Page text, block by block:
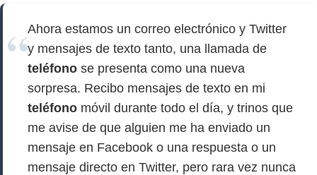
Ahora estamos un correo electrónico y Twitter
y mensajes de texto tanto, una llamada de
teléfono se presenta como una nueva
sorpresa. Recibo mensajes de texto en mi
teléfono móvil durante todo el día, y trinos que
me avise de que alguien me ha enviado un
mensaje en Facebook o una respuesta o un
mensaje directo en Twitter, pero rara vez nunca